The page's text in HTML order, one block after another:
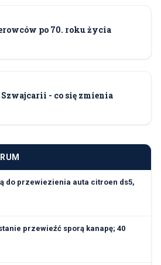
po 70. roku życia
- co się zmienia
do przewiezienia auta citroen ds5,
przewieźć sporą kanapę; 40